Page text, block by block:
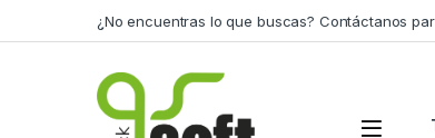
¿No encuentras lo que buscas? Contáctanos